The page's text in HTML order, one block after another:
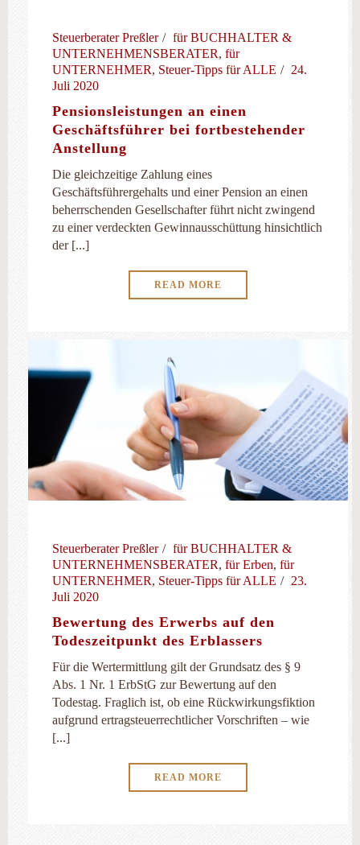
Steuerberater Preßler
für BUCHHALTER &
UNTERNEHMENSBERATER, für
UNTERNEHMER, Steuer-Tipps für ALLE
24.
Juli 2020
Pensionsleistungen an einen
Geschäftsführer bei fortbestehender
Anstellung
Die gleichzeitige Zahlung eines
Geschäftsführergehalts und einer Pension an einen
beherrschenden Gesellschafter führt nicht zwingend
zu einer verdeckten Gewinnausschüttung hinsichtlich
der [...]
READ MORE
Steuerberater Preßler
für BUCHHALTER &
UNTERNEHMENSBERATER, für Erben, für
UNTERNEHMER, Steuer-Tipps für ALLE
23.
Juli 2020
Bewertung des Erwerbs auf den
Todeszeitpunkt des Erblassers
Für die Wertermittlung gilt der Grundsatz des § 9
Abs. 1 Nr. 1 ErbStG zur Bewertung auf den
Todestag. Fraglich ist, ob eine Rückwirkungsfiktion
aufgrund ertragsteuerrechtlicher Vorschriften – wie
[...]
READ MORE